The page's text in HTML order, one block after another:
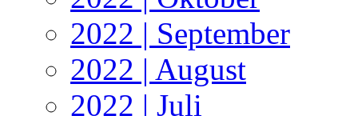
2022 | September
2022 | August
2022 | Juli